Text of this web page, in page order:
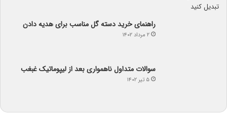
راهنمای خرید دسته گل مناسب برای هدیه دادن
۲ مرداد ۱۴۰۲
سوالات متداول ناهمواری بعد از لیپوماتیک غبغب
۵ تیر ۱۴۰۲